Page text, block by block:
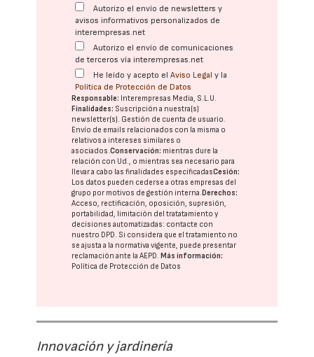
Autorizo el envío de newsletters y
avisos informativos personalizados de
interempresas.net
Autorizo el envío de comunicaciones
de terceros vía interempresas.net
He leído y acepto elAviso Legal y la
Política de Protección de Datos
Responsable: Interempresas Media, S.L.U.
Finalidades: Suscripción a nuestra(s)
newsletter(s). Gestión de cuenta de usuario.
Envío de emails relacionados con la misma o
relativos a intereses similares o
asociados.Conservación: mientras dure la
relación con Ud., o mientras sea necesario para
llevar a cabo las finalidades especificadasCesión:
Los datos pueden cederse a otras empresas del
grupo por motivos de gestión interna. Derechos:
Acceso, rectificación, oposición, supresión,
portabilidad, limitación del tratatamiento y
decisiones automatizadas: contacte con
nuestro DPD. Si considera que el tratamiento no
se ajusta a la normativa vigente, puede presentar
reclamación ante laAEPD. Más información:
Política de Protección de Datos
Innovación y jardinería